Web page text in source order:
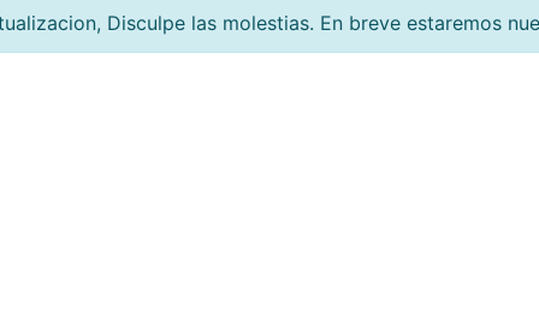
Disculpe las molestias. En breve estaremos